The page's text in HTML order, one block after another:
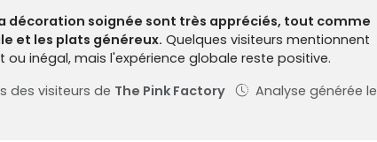
décoration soignée sont très appréciés, tout comme
et les plats généreux. Quelques visiteurs mentionnent
ou inégal, mais l'expérience globale reste positive.
des visiteurs de The Pink Factory
Analyse générée le